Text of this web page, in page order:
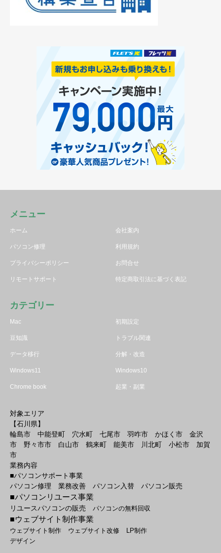
メニュー
ホーム 会社案内
パソコン修理 利用規約
プライバシーポリシー お問合せ
リモートサポート 特定商取引法に基づく表記
カテゴリー
Mac 初期設定
豆知識 トラブル関連
データ移行 分解・改造
Windows11 Windows10
Chrome book 起業・副業
対象エリア
【石川県】
輪島市 中能登町 穴水町 七尾市 羽咋市 かほく市 金沢
市 野々市市 白山市 鶴来町 能美市 川北町 小松市 加賀
市
業務内容
■パソコンサポート事業
パソコン修理 業務改善 パソコン入替 パソコン販売
■パソコンリユース事業
リユースパソコンの販売 パソコンの無料回収
■ウェブサイト制作事業
ウェブサイト制作 ウェブサイト改修
LP制作
デザイン